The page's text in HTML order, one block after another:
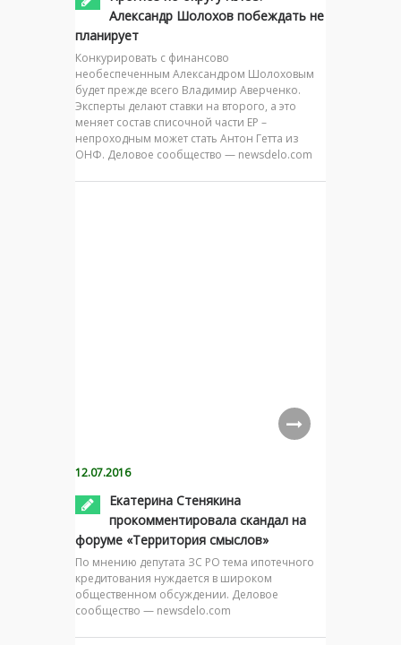
Александр Шолохов побеждать не
планирует
Конкурировать с финансово
необеспеченным Александром Шолоховым
будет прежде всего Владимир Аверченко.
Эксперты делают ставки на второго, а это
меняет состав списочной части ЕР –
непроходным может стать Антон Гетта из
ОНФ. Деловое сообщество — newsdelo.com
12.07.2016
Екатерина Стенякина
прокомментировала скандал на
форуме «Территория смыслов»
По мнению депутата ЗС РО тема ипотечного
кредитования нуждается в широком
общественном обсуждении. Деловое
сообщество — newsdelo.com